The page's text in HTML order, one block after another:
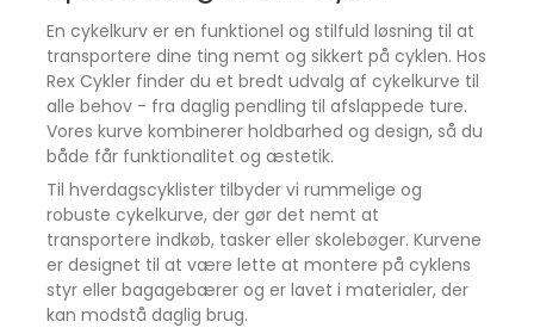
Transportér trygt både små og store indkøb.
Vil du have en frontkurv, der kombinerer høj
kapacitet, vejrbeskyttelse og enkel montering?
Klickfix 'Shopper Pro' giver dig praktisk
funktionalitet og tørre ejendele på cykelturen.
En cykelkurv er en funktionel og stilfuld løsning til at
transportere dine ting nemt og sikkert på cyklen. Hos
Rex Cykler finder du et bredt udvalg af cykelkurve til
alle behov - fra daglig pendling til afslappede ture.
Vores kurve kombinerer holdbarhed og design, så du
både får funktionalitet og æstetik.
Til hverdagscyklister tilbyder vi rummelige og
robuste cykelkurve, der gør det nemt at
transportere indkøb, tasker eller skolebøger. Kurvene
er designet til at være lette at montere på cyklens
styr eller bagagebærer og er lavet i materialer, der
kan modstå daglig brug.